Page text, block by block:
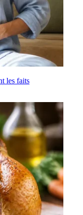
les faits